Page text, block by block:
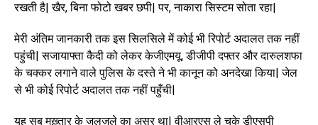
रखती है| खैर, बिना फोटो खबर छपी| पर, नाकारा सिस्टम सोता रहा|
मेरी अंतिम जानकारी तक इस सिलसिले में कोई भी रिपोर्ट अदालत तक नहीं
पहुंची| सजायाफ्ता कैदी को लेकर केजीएमयू, डीजीपी दफ्तर और दारुलशफा
के चक्कर लगाने वाले पुलिस के दस्ते ने भी कानून को अनदेखा किया| जेल
से भी कोई रिपोर्ट अदालत तक नहीं पहुँची|
यह सब मुख़्तार के जलजले का असर था| वीआरएस ले चुके डीएसपी